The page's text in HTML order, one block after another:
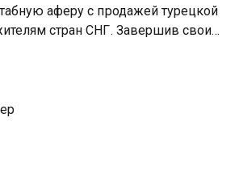
аферу с продажей турецкой
стран СНГ. Завершив свои
он возвращается на родину и
из самых крупных
в истории.
1 сезон сериала Мошенники 2